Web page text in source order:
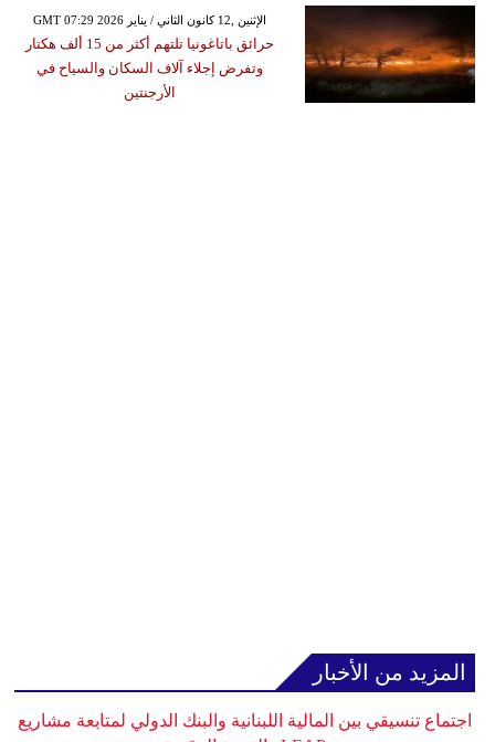
GMT 07:29 2026 الإثنين ,12 كانون الثاني / يناير
حرائق باتاغونيا تلتهم أكثر من 15 ألف هكتار
وتفرض إجلاء آلاف السكان والسياح في
الأرجنتين
المزيد من الأخبار
اجتماع تنسيقي بين المالية اللبنانية والبنك الدولي لمتابعة مشاريع